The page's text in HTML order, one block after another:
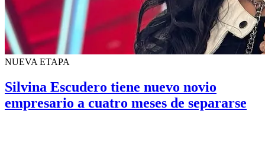
NUEVA ETAPA
Silvina Escudero tiene nuevo novio
empresario a cuatro meses de separarse